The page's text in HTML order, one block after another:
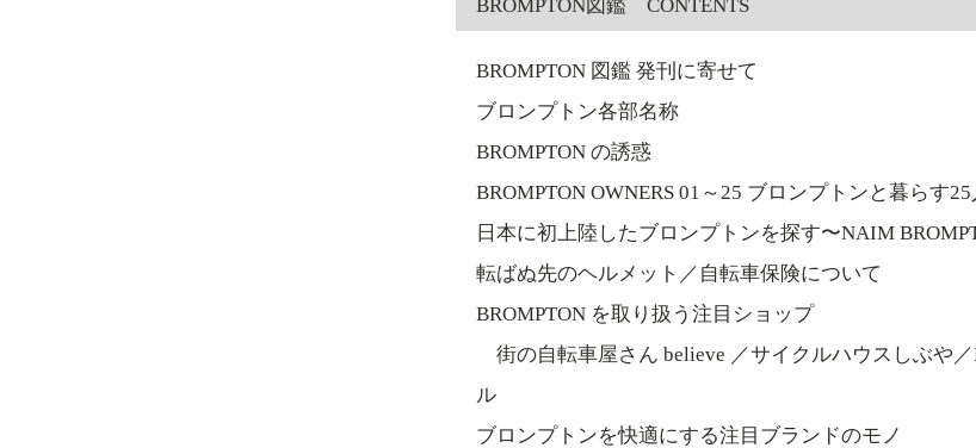
BROMPTON図鑑 CONTENTS
BROMPTON 図鑑 発刊に寄せて
ブロンプトン各部名称
BROMPTON の誘惑
BROMPTON OWNERS 01～25 ブロンプトンと暮らす
日本に初上陸したブロンプトンを探す〜NAIM
転ばぬ先のヘルメット／自転車保険について
BROMPTON を取り扱う注目ショップ
街の自転車屋さん believe ／サイクルハウスしぶや
ル
ブロンプトンを快適にする注目ブランドのモノ